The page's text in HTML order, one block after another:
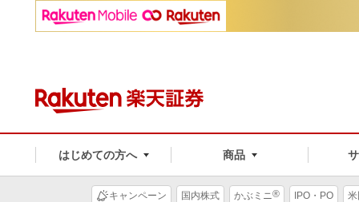
はじめての方へ 商品
キャンペーン 国内株式 かぶミニ® IPO・PO